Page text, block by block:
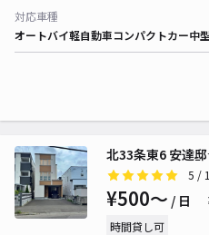
対応車種
オートバイ軽自動車コンパクトカー中
北33条東6 安達
5 /
¥500〜 / 日
時間貸し可